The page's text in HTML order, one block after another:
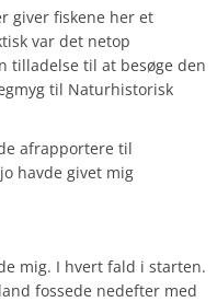
giver fiskene her et
var det netop
tilladelse til at besøge den
til Naturhistorisk
afrapportere til
havde givet mig
mig. I hvert fald i starten.
fossede nedefter med